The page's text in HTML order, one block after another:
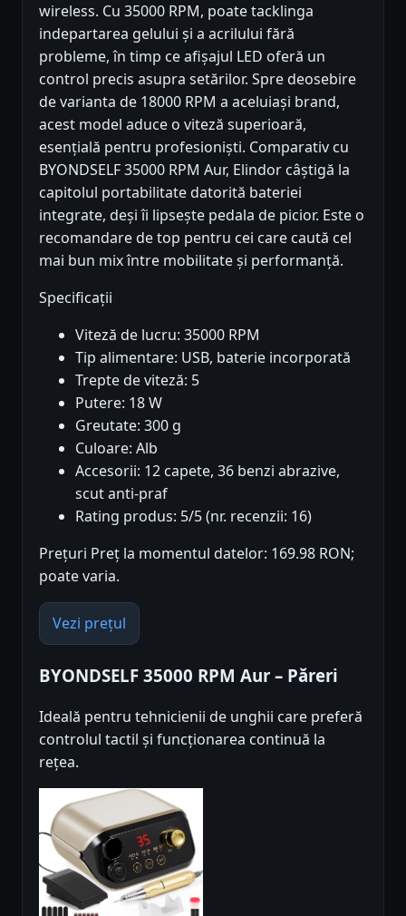
wireless. Cu 35000 RPM, poate tacklinga
indepartarea gelului și a acrilului fără
probleme, în timp ce afișajul LED oferă un
control precis asupra setărilor. Spre deosebire
de varianta de 18000 RPM a aceluiași brand,
acest model aduce o viteză superioară,
esențială pentru profesioniști. Comparativ cu
BYONDSELF 35000 RPM Aur, Elindor câștigă la
capitolul portabilitate datorită bateriei
integrate, deși îi lipsește pedala de picior. Este o
recomandare de top pentru cei care caută cel
mai bun mix între mobilitate și performanță.
Specificații
Viteză de lucru: 35000 RPM
Tip alimentare: USB, baterie incorporată
Trepte de viteză: 5
Putere: 18 W
Greutate: 300 g
Culoare: Alb
Accesorii: 12 capete, 36 benzi abrazive,
scut anti-praf
Rating produs: 5/5 (nr. recenzii: 16)
Prețuri Preț la momentul datelor: 169.98 RON;
poate varia.
Vezi prețul
BYONDSELF 35000 RPM Aur – Păreri
Ideală pentru tehnicienii de unghii care preferă
controlul tactil și funcționarea continuă la
rețea.